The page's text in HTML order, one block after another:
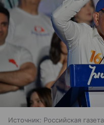
Источник: Российская газета